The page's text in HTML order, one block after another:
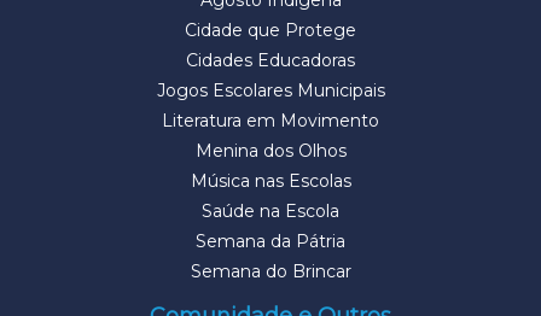
Cidade que Protege
Cidades Educadoras
Jogos Escolares Municipais
Literatura em Movimento
Menina dos Olhos
Música nas Escolas
Saúde na Escola
Semana da Pátria
Semana do Brincar